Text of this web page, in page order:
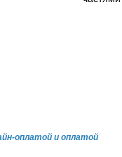
оплатой и оплатой